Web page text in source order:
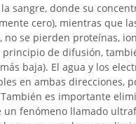
sangre, donde su
cero), mientras que
se pierden proteínas,
de difusión,
baja). El agua y los
en ambas direcciones,
es importante
un fenómeno llamado